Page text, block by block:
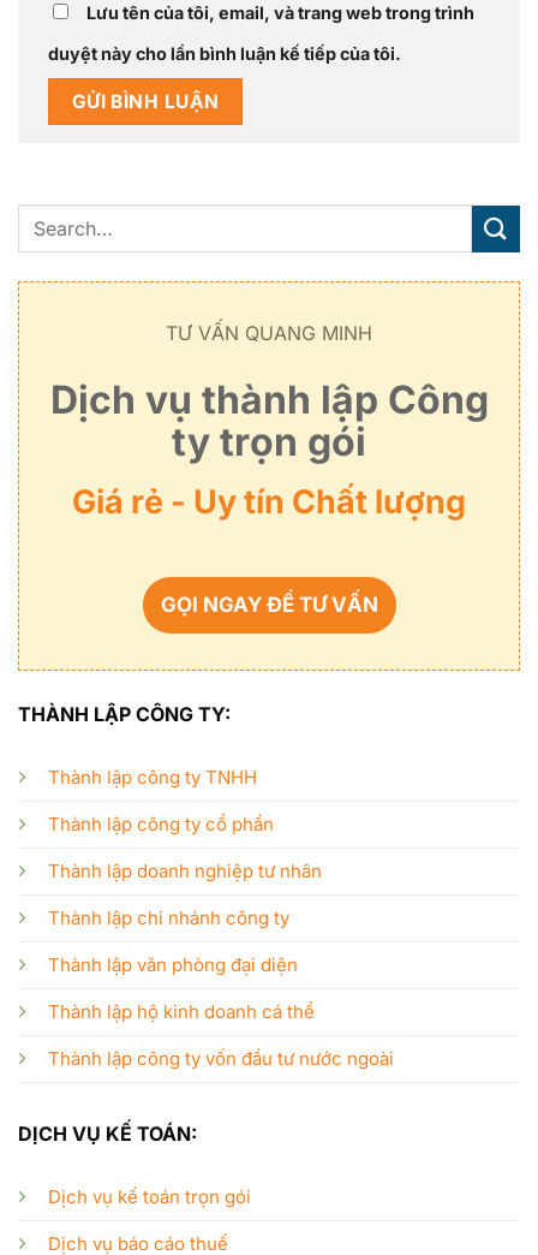
Lưu tên của tôi, email, và trang web trong trình
duyệt này cho lần bình luận kế tiếp của tôi.
TƯ VẤN QUANG MINH
Dịch vụ thành lập Công
ty trọn gói
Giá rẻ - Uy tín Chất lượng
GỌI NGAY ĐỂ TƯ VẤN
THÀNH LẬP CÔNG TY:
Thành lập công ty TNHH
Thành lập công ty cổ phần
Thành lập doanh nghiệp tư nhân
Thành lập chi nhánh công ty
Thành lập văn phòng đại diện
Thành lập hộ kinh doanh cá thể
Thành lập công ty vốn đầu tư nước ngoài
DỊCH VỤ KẾ TOÁN:
Dịch vụ kế toán trọn gói
Dịch vụ báo cáo thuế